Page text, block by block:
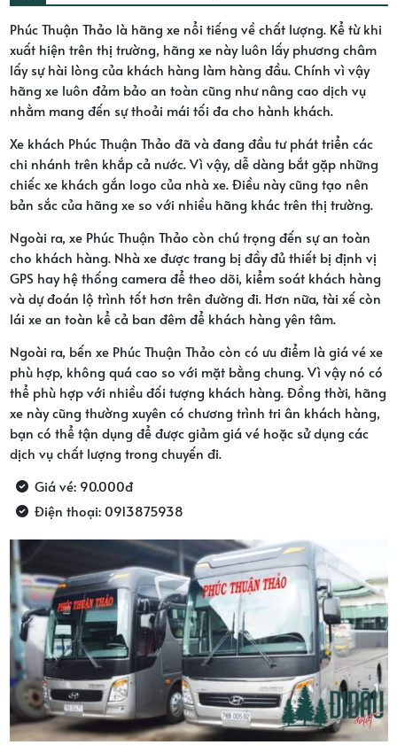
Phúc Thuận Thảo là hãng xe nổi tiếng về chất lượng. Kể từ khi
xuất hiện trên thị trường, hãng xe này luôn lấy phương châm
lấy sự hài lòng của khách hàng làm hàng đầu. Chính vì vậy
hãng xe luôn đảm bảo an toàn cũng như nâng cao dịch vụ
nhằm mang đến sự thoải mái tối đa cho hành khách.
Xe khách Phúc Thuận Thảo đã và đang đầu tư phát triển các
chi nhánh trên khắp cả nước. Vì vậy, dễ dàng bắt gặp những
chiếc xe khách gắn logo của nhà xe. Điều này cũng tạo nên
bản sắc của hãng xe so với nhiều hãng khác trên thị trường.
Ngoài ra, xe Phúc Thuận Thảo còn chú trọng đến sự an toàn
cho khách hàng. Nhà xe được trang bị đầy đủ thiết bị định vị
GPS hay hệ thống camera để theo dõi, kiểm soát khách hàng
và dự đoán lộ trình tốt hơn trên đường đi. Hơn nữa, tài xế còn
lái xe an toàn kể cả ban đêm để khách hàng yên tâm.
Ngoài ra, bến xe Phúc Thuận Thảo còn có ưu điểm là giá vé xe
phù hợp, không quá cao so với mặt bằng chung. Vì vậy nó có
thể phù hợp với nhiều đối tượng khách hàng. Đồng thời, hãng
xe này cũng thường xuyên có chương trình tri ân khách hàng,
bạn có thể tận dụng để được giảm giá vé hoặc sử dụng các
dịch vụ chất lượng trong chuyến đi.
Giá vé: 90.000đ
Điện thoại: 0913875938